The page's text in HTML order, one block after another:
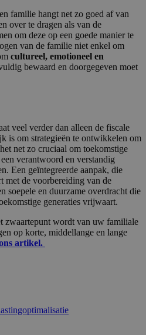
familie hangt net zo goed af van
over te dragen als van de
om deze op een goede manier te
van de familie niet enkel om
cultureel, emotioneel en
bewaard en doorgegeven moet
veel verder dan alleen de fiscale
is om strategieën te ontwikkelen om
net zo cruciaal om toekomstige
verantwoord en verstandig
Een geïntegreerde aanpak, die
met de voorbereiding van de
soepele en duurzame overdracht die
generaties vrijwaart.
zwaartepunt wordt van uw familiale
op korte, middellange en lange
artikel.